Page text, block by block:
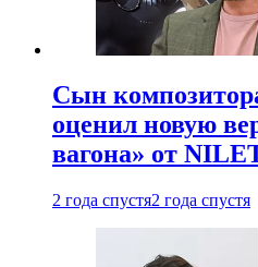
Сын
оценил новую
вагона» от
2 года спустя2 года спустя